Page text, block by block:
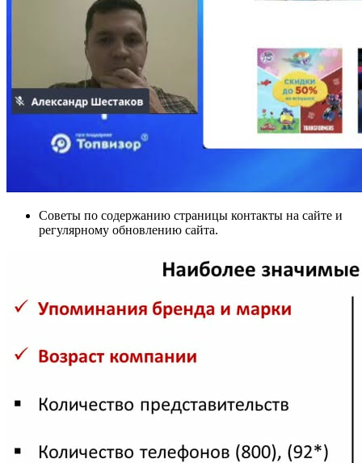
Советы по содержанию страницы контакты на сайте и
регулярному обновлению сайта.